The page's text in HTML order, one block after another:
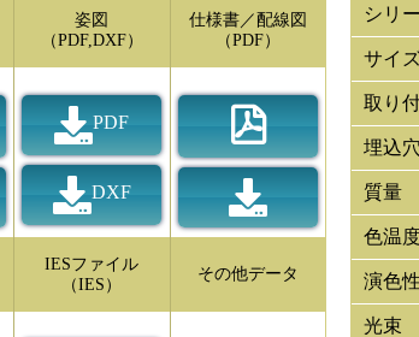
姿図
（PDF,DXF）
PDF
DXF
仕様書／配線図
（PDF）
IESファイル
（IES）
その他データ
シリ
サイ
取り
埋込
質量
色温
演色
光束